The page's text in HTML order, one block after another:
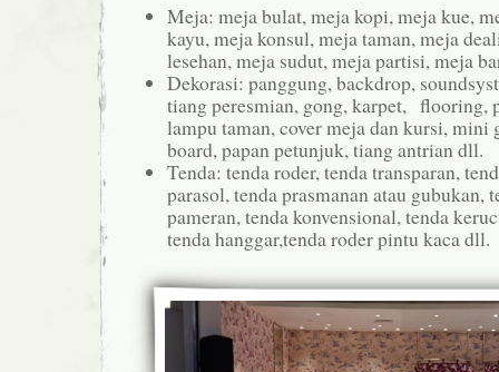
Meja: meja bulat, meja kopi, meja kue,
kayu, meja konsul, meja taman, meja
lesehan, meja sudut, meja partisi, meja
Dekorasi: panggung, backdrop,
tiang peresmian, gong, karpet, flooring,
lampu taman, cover meja dan kursi, mini
board, papan petunjuk, tiang antrian dll.
Tenda: tenda roder, tenda transparan,
parasol, tenda prasmanan atau gubukan,
pameran, tenda konvensional, tenda
tenda hanggar,tenda roder pintu kaca dll.